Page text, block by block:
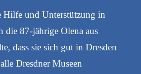
Hilfe und Unterstützung in
die 87-jährige Olena aus
dass sie sich gut in Dresden
Dresdner Museen